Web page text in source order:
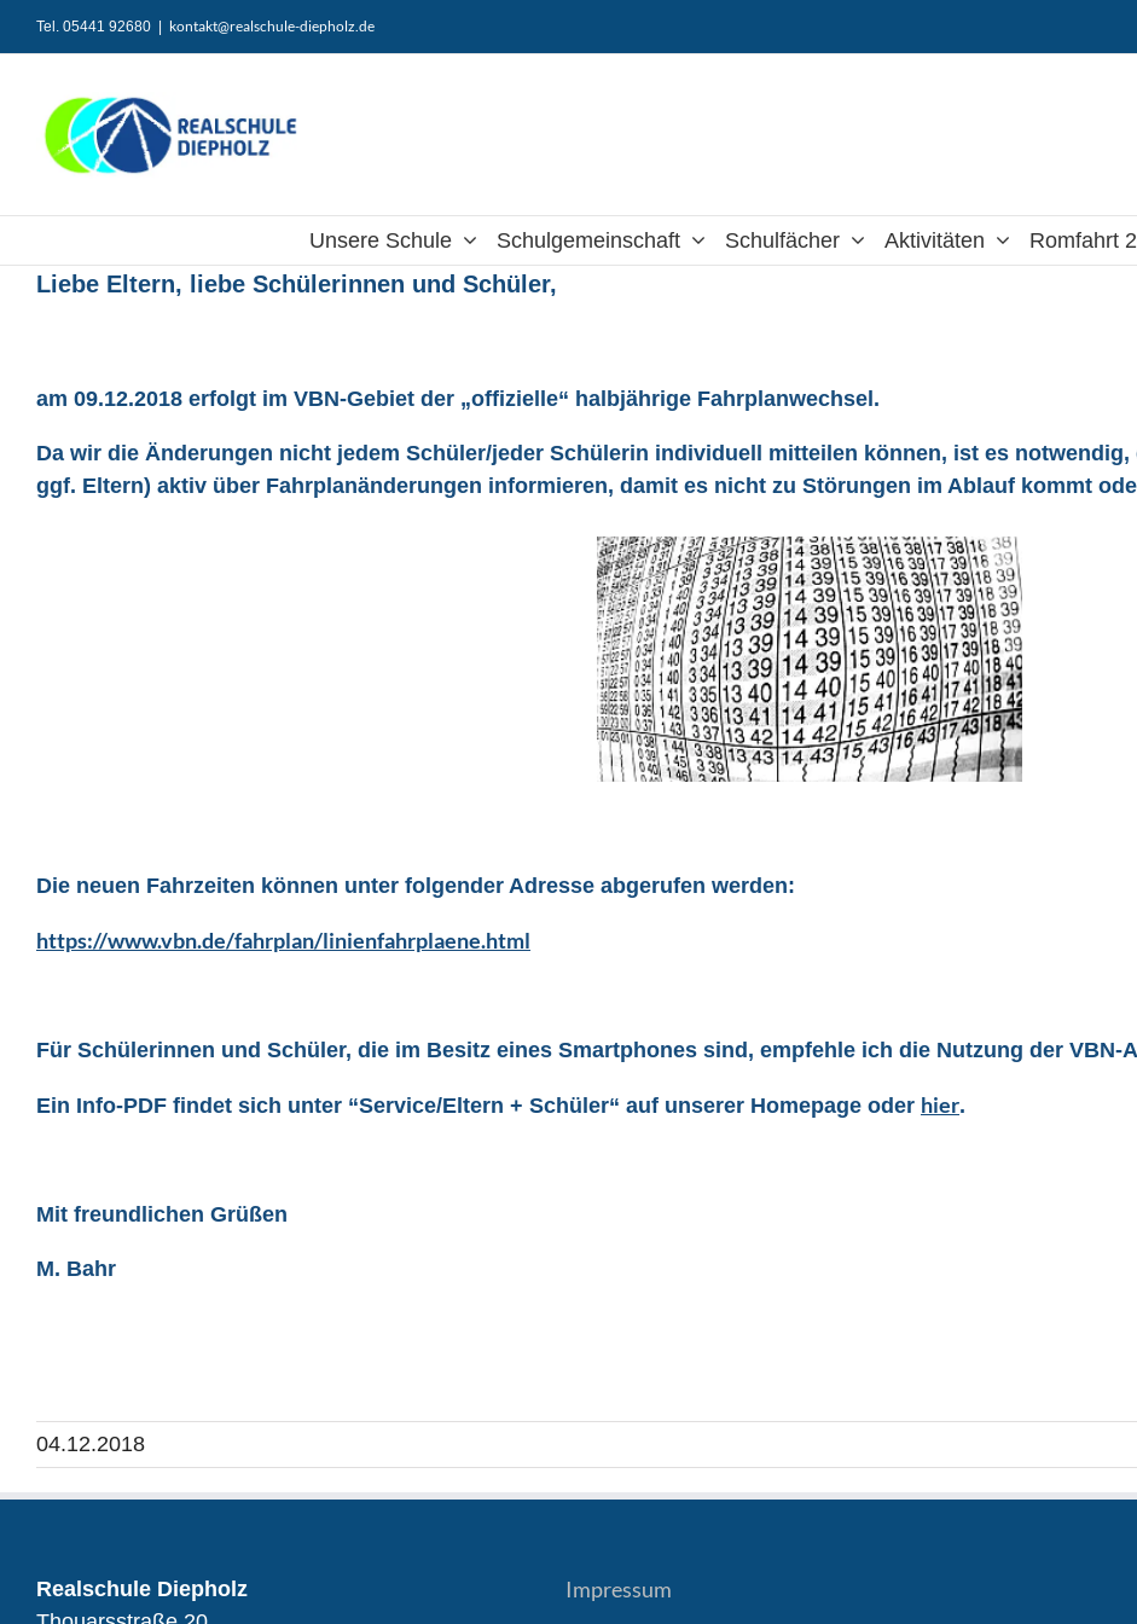
Zum
Inhalt
Tel. 05441 92680 kontakt@realschule-diepholz.de
Unsere Schule Schulgemeinschaft Schulfächer Aktivitäten Romfahrt
Liebe Eltern, liebe Schülerinnen und Schüler,
am 09.12.2018 erfolgt im VBN-Gebiet der „offizielle“ halbjährige Fahrplanwechsel.
Da wir die Änderungen nicht jedem Schüler/jeder Schülerin individuell mitteilen können, ist es
ggf. Eltern) aktiv über Fahrplanänderungen informieren, damit es nicht zu Störungen im Ablauf kommt
Die neuen Fahrzeiten können unter folgender Adresse abgerufen werden:
https://www.vbn.de/fahrplan/linienfahrplaene.html
Für Schülerinnen und Schüler, die im Besitz eines Smartphones sind, empfehle ich die Nutzung der VBN-
Ein Info-PDF findet sich unter “Service/Eltern + Schüler“ auf unserer Homepage oder hier.
Mit freundlichen Grüßen
M. Bahr
04.12.2018
Realschule Diepholz
Impressum